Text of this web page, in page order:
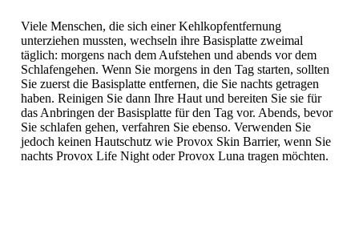
Viele Menschen, die sich einer Kehlkopfentfernung
unterziehen mussten, wechseln ihre Basisplatte zweimal
täglich: morgens nach dem Aufstehen und abends vor dem
Schlafengehen. Wenn Sie morgens in den Tag starten, sollten
Sie zuerst die Basisplatte entfernen, die Sie nachts getragen
haben. Reinigen Sie dann Ihre Haut und bereiten Sie sie für
das Anbringen der Basisplatte für den Tag vor. Abends, bevor
Sie schlafen gehen, verfahren Sie ebenso. Verwenden Sie
jedoch keinen Hautschutz wie Provox Skin Barrier, wenn Sie
nachts Provox Life Night oder Provox Luna tragen möchten.